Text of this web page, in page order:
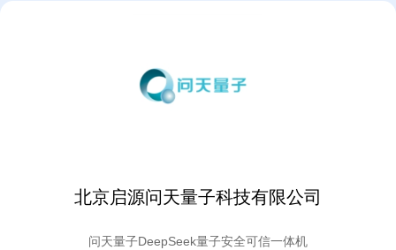
北京启源问天量子科技有限公司
问天量子DeepSeek量子安全可信一体机